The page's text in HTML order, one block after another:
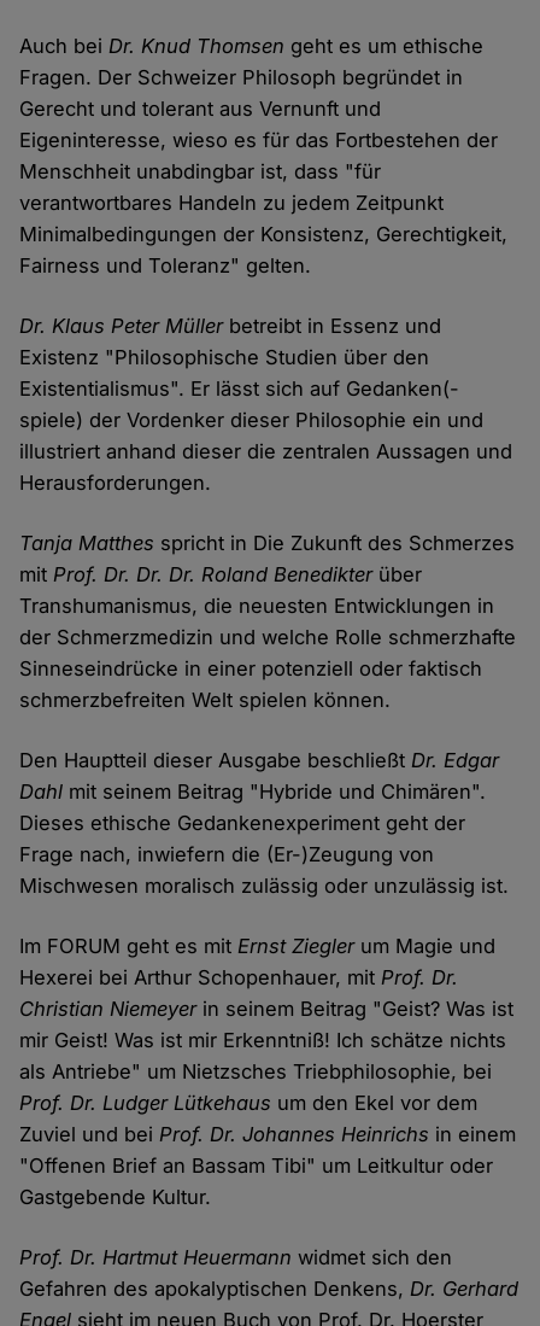
Auch beiDr. Knud Thomsen geht es um ethische
Fragen. Der Schweizer Philosoph begründet in
Gerecht und tolerant aus Vernunft und
Eigeninteresse, wieso es für das Fortbestehen der
Menschheit unabdingbar ist, dass "für
verantwortbares Handeln zu jedem Zeitpunkt
Minimalbedingungen der Konsistenz, Gerechtigkeit,
Fairness und Toleranz" gelten.
Dr. Klaus Peter Müllerbetreibt in Essenz und
Existenz "Philosophische Studien über den
Existentialismus". Er lässt sich auf Gedanken(-
spiele) der Vordenker dieser Philosophie ein und
illustriert anhand dieser die zentralen Aussagen und
Herausforderungen.
Tanja Matthes spricht in Die Zukunft des Schmerzes
mitProf. Dr. Dr. Dr. Roland Benedikterüber
Transhumanismus, die neuesten Entwicklungen in
der Schmerzmedizin und welche Rolle schmerzhafte
Sinneseindrücke in einer potenziell oder faktisch
schmerzbefreiten Welt spielen können.
Den Hauptteil dieser Ausgabe beschließtDr. Edgar
Dahl mit seinem Beitrag "Hybride und Chimären".
Dieses ethische Gedankenexperiment geht der
Frage nach, inwiefern die (Er-)Zeugung von
Mischwesen moralisch zulässig oder unzulässig ist.
Im FORUM geht es mitErnst Zieglerum Magie und
Hexerei bei Arthur Schopenhauer, mitProf. Dr.
Christian Niemeyerin seinem Beitrag "Geist? Was ist
mir Geist! Was ist mir Erkenntniß! Ich schätze nichts
als Antriebe" um Nietzsches Triebphilosophie, bei
Prof. Dr. Ludger Lütkehaus um den Ekel vor dem
Zuviel und beiProf. Dr. Johannes Heinrichs in einem
"Offenen Brief an Bassam Tibi" um Leitkultur oder
Gastgebende Kultur.
Prof. Dr. Hartmut Heuermann widmet sich den
Gefahren des apokalyptischen Denkens,Dr. Gerhard
Engel sieht im neuen Buch von Prof. Dr. Hoerster